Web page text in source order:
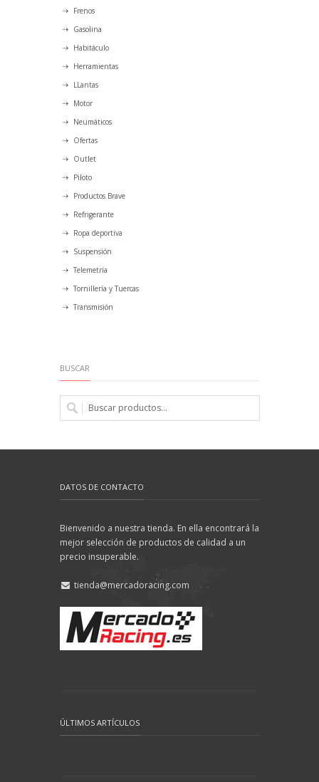
Frenos
Gasolina
Habitáculo
Herramientas
LLantas
Motor
Neumáticos
Ofertas
Outlet
Piloto
Productos Brave
Refrigerante
Ropa deportiva
Suspensión
Telemetría
Tornillería y Tuercas
Transmisión
BUSCAR
DATOS DE CONTACTO
Bienvenido a nuestra tienda. En ella encontrará la
mejor selección de productos de calidad a un
precio insuperable.
tienda@mercadoracing.com
ÚLTIMOS ARTÍCULOS